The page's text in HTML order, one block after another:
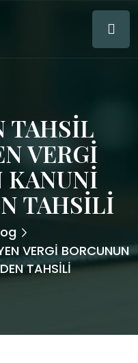
TAHSİL
VERGİ
KANUNİ
TAHSİLİ
VERGİ BORCUNUN
TAHSİLİ